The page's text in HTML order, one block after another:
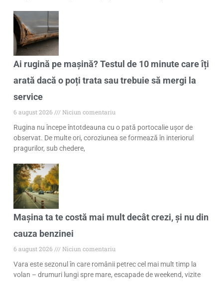
Ai rugină pe mașină? Testul de 10 minute care îți
arată dacă o poți trata sau trebuie să mergi la
service
6 august 2026
Niciun comentariu
Rugina nu începe întotdeauna cu o pată portocalie ușor de
observat. De multe ori, coroziunea se formează în interiorul
pragurilor, sub chedere,
Mașina ta te costă mai mult decât crezi, și nu din
cauza benzinei
6 august 2026
Niciun comentariu
Vara este sezonul în care românii petrec cel mai mult timp la
volan – drumuri lungi spre mare, escapade de weekend, vizite